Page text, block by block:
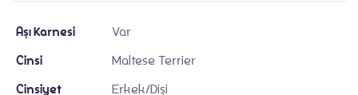
Blog
Aşı Karnesi Var
Cinsi Maltese Terrier
Cinsiyet Erkek/Dişi